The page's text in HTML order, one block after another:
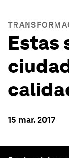
Estas
15 mar. 2017